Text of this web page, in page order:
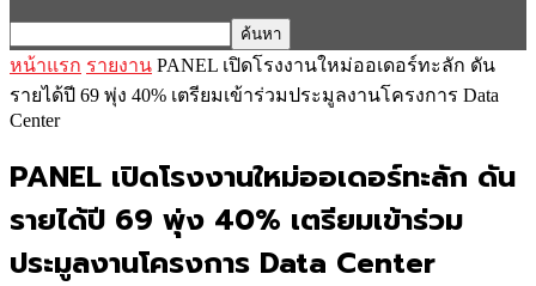
หน้าแรก รายงาน PANEL เปิดโรงงานใหม่ออเดอร์ทะลัก ดัน
รายได้ปี 69 พุ่ง 40% เตรียมเข้าร่วมประมูลงานโครงการ Data
Center
PANEL เปิดโรงงานใหม่ออเดอร์ทะลัก ดัน
รายได้ปี 69 พุ่ง 40% เตรียมเข้าร่วม
ประมูลงานโครงการ Data Center